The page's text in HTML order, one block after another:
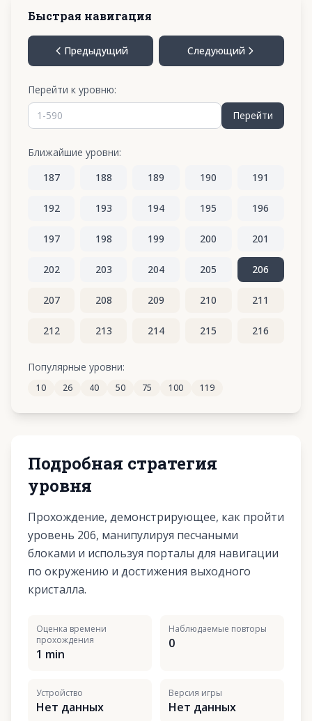
Быстрая навигация
Предыдущий Следующий
Перейти к уровню:
Перейти
Ближайшие уровни:
187
188 189 190 191
192 193 194 195 196
197 198 199 200 201
202 203 204 205 206
207 208 209 210 211
212 213 214 215 216
222 223 224 225
Популярные уровни:
10 26 40 50 75 100 119
Подробная стратегия
уровня
Прохождение, демонстрирующее, как пройти
уровень 206, манипулируя песчаными
блоками и используя порталы для навигации
по окружению и достижения выходного
кристалла.
Оценка времени
прохождения
1 min
Наблюдаемые повторы
0
Устройство
Нет данных
Версия игры
Нет данных